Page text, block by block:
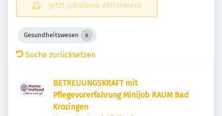
Jetzt Jobalarm aktivieren!
Gesundheitswesen
Suche zurücksetzen
BETREUUNGSKRAFT mit
Pflegevorerfahrung Minijob RAUM Bad
Krozingen